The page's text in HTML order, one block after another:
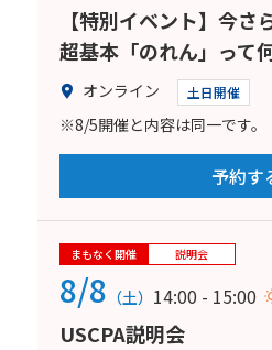
【特別イベント】今
超基本「のれん」って
オンライン 土日開催
※8/5開催と内容は同一です。
予約す
まもなく開催 説明会
8/8 （土） 14:00 - 15:00
USCPA説明会